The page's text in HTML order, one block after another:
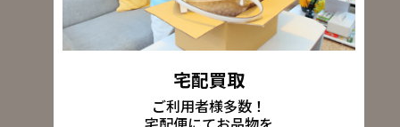
宅配買取
ご利用者様多数！